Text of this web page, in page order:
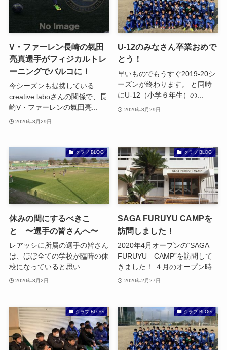
V・ファーレン長崎の氣田
亮真選手がフィジカルトレ
ーニングでバルコに！
今シーズンも提携している
creative laboさんの関係で、長
崎V・ファーレンの氣田亮...
2020年3月29日
U-12のみなさん卒業おめで
とう！
早いものでもうすぐ2019-20シ
ーズンが終わります。 と同時
にU-12（小学６年生）の...
2020年3月29日
クラブ BLOG
休みの間にするべきこ
と 〜選手の皆さんへ〜
レアッシに所属の選手の皆さん
は、ほぼ全ての学校が臨時の休
校になっていると思い...
2020年3月2日
クラブ BLOG
SAGA FURUYU CAMPを
訪問しました！
2020年4月オープンの“SAGA
FURUYU CAMP”を訪問して
きました！ ４月のオープン時...
2020年2月27日
クラブ BLOG クラブ BLOG